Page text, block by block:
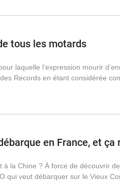
tous les motards
laquelle l’expression mourir
Records en étant considérée
en France, et ça
à la Chine ? À force de découvrir
qui veut débarquer sur le Vieux